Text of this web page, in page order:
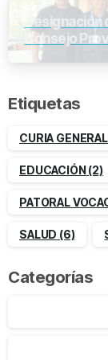
Consejo
Etiquetas
CURIA GENERAL
EDUCACIÓN(2)
PATORAL
SALUD (6)
Categorías